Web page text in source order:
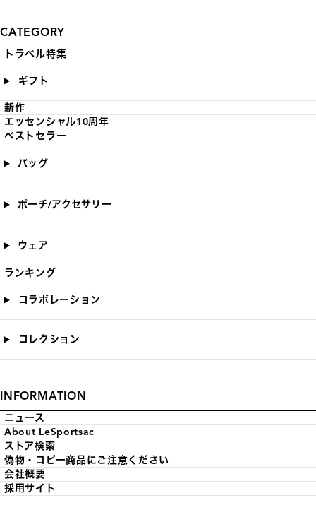
CATEGORY
トラベル特集
ギフト
新作
エッセンシャル10周年
ベストセラー
バッグ
ポーチ/アクセサリー
ウェア
ランキング
コラボレーション
コレクション
INFORMATION
ニュース
About LeSportsac
ストア検索
偽物・コピー商品にご注意ください
会社概要
採用サイト